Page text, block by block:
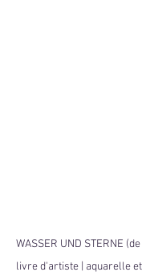
WASSER UND STERNE
livre d'artiste | aquarelle